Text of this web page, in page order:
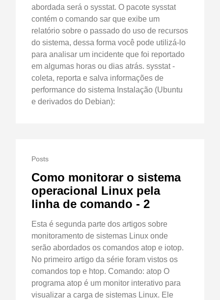
abordada será o sysstat. O pacote sysstat
contém o comando sar que exibe um
relatório sobre o passado do uso de recursos
do sistema, dessa forma você pode utilizá-lo
para analisar um incidente que foi reportado
em algumas horas ou dias atrás. sysstat -
coleta, reporta e salva informações de
performance do sistema Instalação (Ubuntu
e derivados do Debian):
Posts
Como monitorar o sistema
operacional Linux pela
linha de comando - 2
Esta é segunda parte dos artigos sobre
monitoramento de sistemas Linux onde
serão abordados os comandos atop e iotop.
No primeiro artigo da série foram vistos os
comandos top e htop. Comando: atop O
programa atop é um monitor interativo para
visualizar a carga de sistemas Linux. Ele